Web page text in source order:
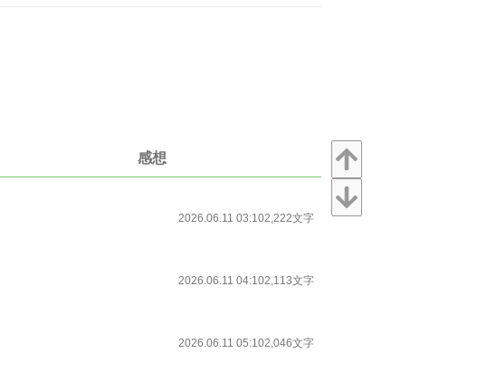
感想
2026.06.11 03:102,222文字
2026.06.11 04:102,113文字
2026.06.11 05:102,046文字